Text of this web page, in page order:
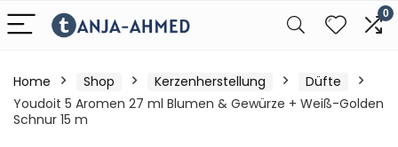
0
Home Shop Kerzenherstellung
Düfte
Youdoit 5 Aromen 27 ml Blumen & Gewürze + Weiß-Golden
Schnur 15 m